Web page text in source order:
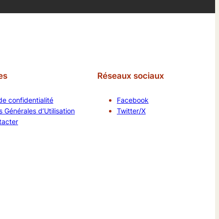
confidentialité
Générales d’Utilisation
Réseaux sociaux
Facebook
Twitter/X